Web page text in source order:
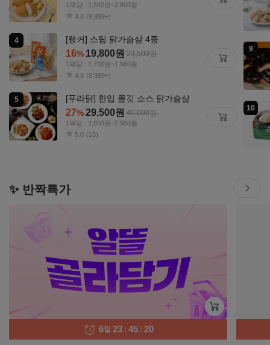
1팩당 : 2,550원~2,800원
4.8 (9,999+)
[랭커] 스팀 닭가슴살 4종
16% 19,800원 23,500원
1팩당 : 1,790원~1,980원
4.8 (9,999+)
[푸라닭] 한입 쫄깃 소스 닭가슴살
27%29,500원 40,000원
1팩당 : 2,663원~2,950원
5.0 (15)
✨ 반짝특가
6일 23 : 45 : 18